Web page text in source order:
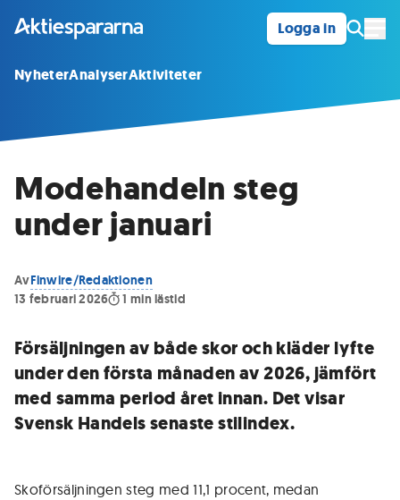
Logga in
NyheterAnalyserAktiviteter
Modehandeln steg
under januari
AvFinwire/Redaktionen
13 februari 2026
1 min lästid
Försäljningen av både skor och kläder lyfte
under den första månaden av 2026, jämfört
med samma period året innan. Det visar
Svensk Handels senaste stilindex.
Skoförsäljningen steg med 11,1 procent, medan